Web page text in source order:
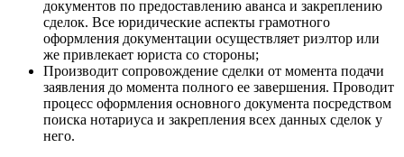
документов по предоставлению аванса и закреплению
сделок. Все юридические аспекты грамотного
оформления документации осуществляет риэлтор или
же привлекает юриста со стороны;
Производит сопровождение сделки от момента подачи
заявления до момента полного ее завершения. Проводит
процесс оформления основного документа посредством
поиска нотариуса и закрепления всех данных сделок у
него.